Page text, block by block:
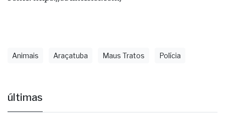
Animais Araçatuba Maus Tratos Polícia
últimas